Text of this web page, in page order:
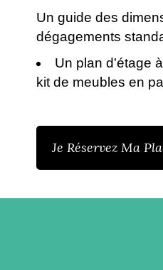
Un guide des
dégagements
Un plan d'étage
kit de meubles en
Je Réservez Ma